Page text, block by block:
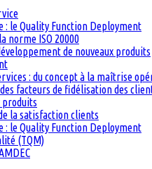
: le Quality Function Deployment
norme ISO 20000
de nouveaux produits
: du concept à la maîtrise
facteurs de fidélisation des
produits
la satisfaction clients
: le Quality Function Deployment
(TQM)